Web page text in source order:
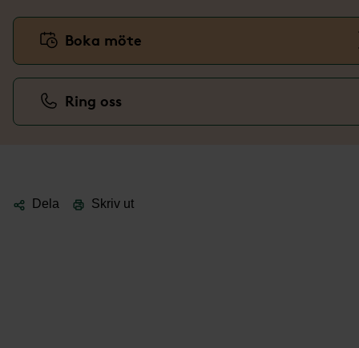
Boka möte
Ring oss
Dela Skriv ut